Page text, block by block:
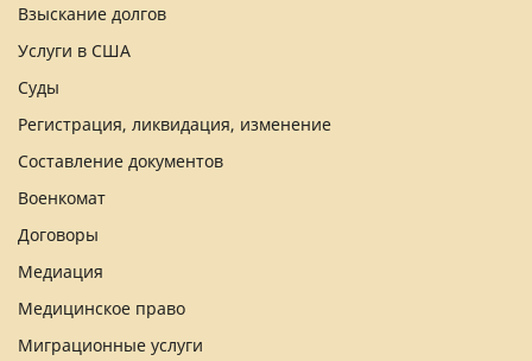
Взыскание долгов
Услуги в США
Суды
Регистрация, ликвидация, изменение
Составление документов
Военкомат
Договоры
Медиация
Медицинское право
Миграционные услуги